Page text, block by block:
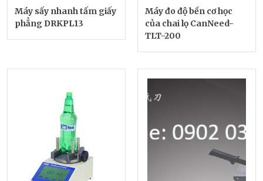
Máy sấy nhanh tấm giấy
phẳng DRKPL13
Máy đo độ bền cơ học
của chai lọ CanNeed-
TLT-200